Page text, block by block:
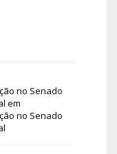
no Senado
em
no Senado